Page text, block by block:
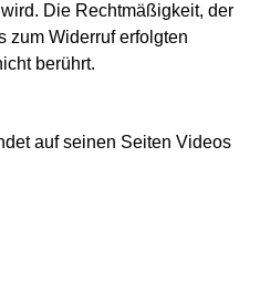
Die Rechtmäßigkeit, der
zum Widerruf erfolgten
berührt.
auf seinen Seiten Videos